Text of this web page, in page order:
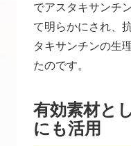
でアスタキサンチ
て明らかにされ、
タキサンチンの生
たのです。
有効素材と
にも活用